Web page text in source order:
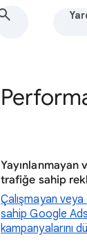
Yayınlanmayan
trafiğe sahip
Çalışmayan
sahip Google Ads
kampanyalarını